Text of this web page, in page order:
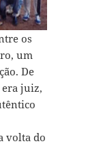
os
um
De
era juiz,
volta do